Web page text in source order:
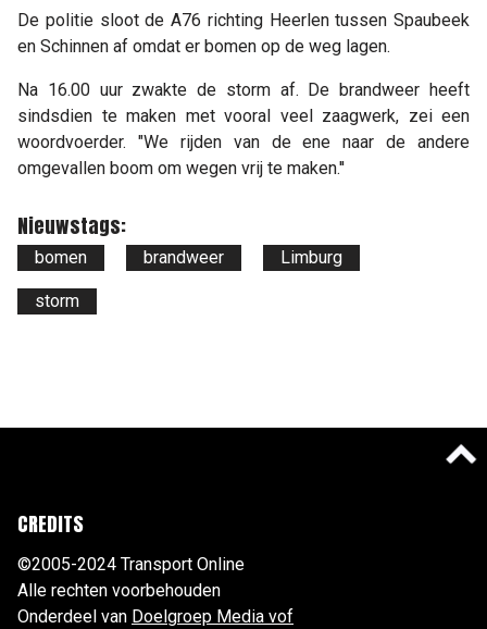
De politie sloot de A76 richting Heerlen tussen Spaubeek
en Schinnen af omdat er bomen op de weg lagen.
Na 16.00 uur zwakte de storm af. De brandweer heeft
sindsdien te maken met vooral veel zaagwerk, zei een
woordvoerder. "We rijden van de ene naar de andere
omgevallen boom om wegen vrij te maken.''
Nieuwstags:
bomen brandweer Limburg
storm
CREDITS
©2005-2024 Transport Online
Alle rechten voorbehouden
Onderdeel van Doelgroep Media vof